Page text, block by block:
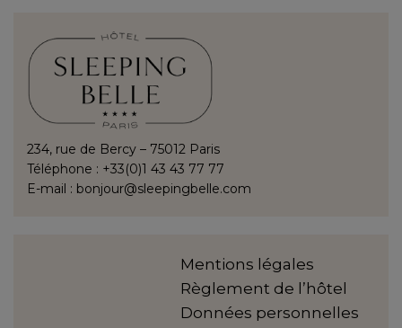
234, rue de Bercy – 75012 Paris
Téléphone : +33(0)1 43 43 77 77
E-mail : bonjour@sleepingbelle.com
Mentions légales
Règlement de l’hôtel
Données personnelles